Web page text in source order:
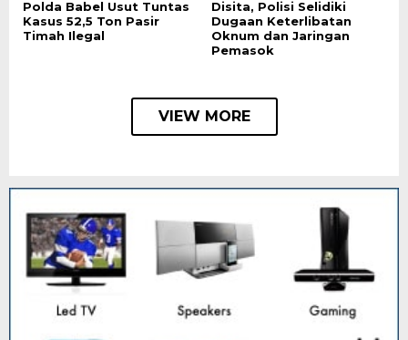
Polda Babel Usut Tuntas
Kasus 52,5 Ton Pasir
Timah Ilegal
Disita, Polisi Selidiki
Dugaan Keterlibatan
Oknum dan Jaringan
Pemasok
VIEW MORE